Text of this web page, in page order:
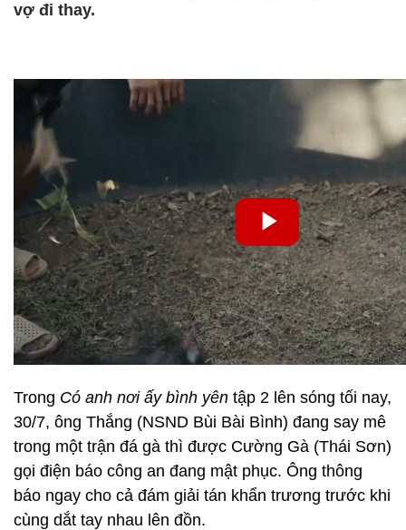
vợ đi thay.
Trong Có anh nơi ấy bình yên tập 2 lên sóng tối nay,
30/7, ông Thắng (NSND Bùi Bài Bình) đang say mê
trong một trận đá gà thì được Cường Gà (Thái Sơn)
gọi điện báo công an đang mật phục. Ông thông
báo ngay cho cả đám giải tán khẩn trương trước khi
cùng dắt tay nhau lên đồn.